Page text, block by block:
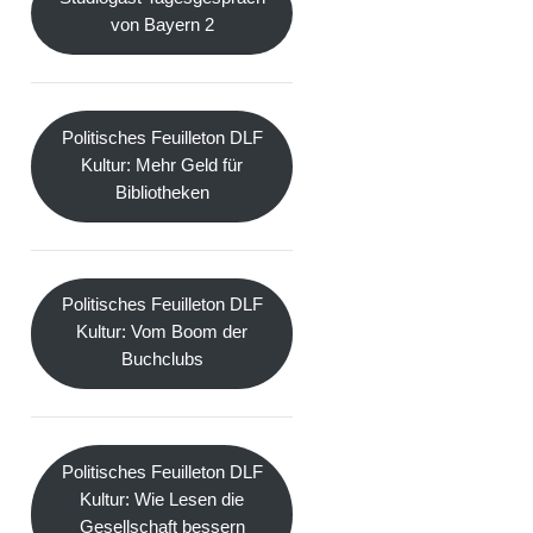
von Bayern 2
Politisches Feuilleton DLF
Kultur: Mehr Geld für
Bibliotheken
Politisches Feuilleton DLF
Kultur: Vom Boom der
Buchclubs
Politisches Feuilleton DLF
Kultur: Wie Lesen die
Gesellschaft bessern